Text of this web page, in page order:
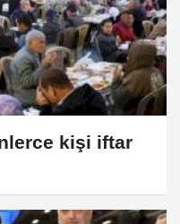
kişi iftar